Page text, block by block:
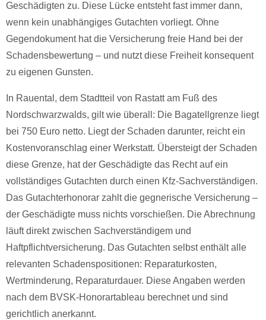
Geschädigten zu. Diese Lücke entsteht fast immer dann,
wenn kein unabhängiges Gutachten vorliegt. Ohne
Gegendokument hat die Versicherung freie Hand bei der
Schadensbewertung – und nutzt diese Freiheit konsequent
zu eigenen Gunsten.
In Rauental, dem Stadtteil von Rastatt am Fuß des
Nordschwarzwalds, gilt wie überall: Die Bagatellgrenze liegt
bei 750 Euro netto. Liegt der Schaden darunter, reicht ein
Kostenvoranschlag einer Werkstatt. Übersteigt der Schaden
diese Grenze, hat der Geschädigte das Recht auf ein
vollständiges Gutachten durch einen Kfz-Sachverständigen.
Das Gutachterhonorar zahlt die gegnerische Versicherung –
der Geschädigte muss nichts vorschießen. Die Abrechnung
läuft direkt zwischen Sachverständigem und
Haftpflichtversicherung. Das Gutachten selbst enthält alle
relevanten Schadenspositionen: Reparaturkosten,
Wertminderung, Reparaturdauer. Diese Angaben werden
nach dem BVSK-Honorartableau berechnet und sind
gerichtlich anerkannt.